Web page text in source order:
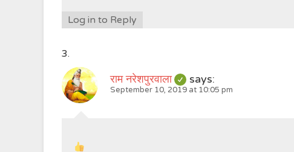
Log in to Reply
राम नरेशपुरवाला says:
September 10, 2019 at 10:05 pm